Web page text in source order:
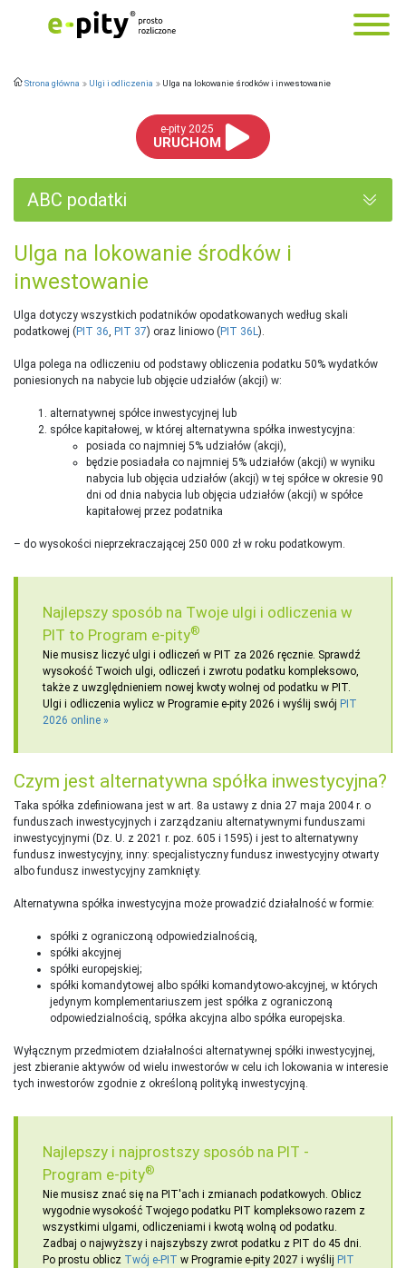
Strona główna Ulgi i odliczenia Ulga na lokowanie środków i inwestowanie
e-pity 2025
URUCHOM
ABC podatki
Ulga na lokowanie środków i
inwestowanie
Ulga dotyczy wszystkich podatników opodatkowanych według skali
podatkowej (PIT 36, PIT 37) oraz liniowo (PIT 36L).
Ulga polega na odliczeniu od podstawy obliczenia podatku 50% wydatków
poniesionych na nabycie lub objęcie udziałów (akcji) w:
alternatywnej spółce inwestycyjnej lub
spółce kapitałowej, w której alternatywna spółka inwestycyjna:
posiada co najmniej 5% udziałów (akcji),
będzie posiadała co najmniej 5% udziałów (akcji) w wyniku
nabycia lub objęcia udziałów (akcji) w tej spółce w okresie 90
dni od dnia nabycia lub objęcia udziałów (akcji) w spółce
kapitałowej przez podatnika
– do wysokości nieprzekraczającej 250 000 zł w roku podatkowym.
Najlepszy sposób na Twoje ulgi i odliczenia w
PIT to Program e-pity®
Nie musisz liczyć ulgi i odliczeń w PIT za 2026 ręcznie. Sprawdź
wysokość Twoich ulgi, odliczeń i zwrotu podatku kompleksowo,
także z uwzględnieniem nowej kwoty wolnej od podatku w PIT.
Ulgi i odliczenia wylicz w Programie e-pity 2026 i wyślij swój PIT
2026 online
Czym jest alternatywna spółka inwestycyjna?
Taka spółka zdefiniowana jest w art. 8a ustawy z dnia 27 maja 2004 r. o
funduszach inwestycyjnych i zarządzaniu alternatywnymi funduszami
inwestycyjnymi (Dz. U. z 2021 r. poz. 605 i 1595) i jest to alternatywny
fundusz inwestycyjny, inny: specjalistyczny fundusz inwestycyjny otwarty
albo fundusz inwestycyjny zamknięty.
Alternatywna spółka inwestycyjna może prowadzić działalność w formie:
spółki z ograniczoną odpowiedzialnością,
spółki akcyjnej
spółki europejskiej;
spółki komandytowej albo spółki komandytowo-akcyjnej, w których
jedynym komplementariuszem jest spółka z ograniczoną
odpowiedzialnością, spółka akcyjna albo spółka europejska.
Wyłącznym przedmiotem działalności alternatywnej spółki inwestycyjnej,
jest zbieranie aktywów od wielu inwestorów w celu ich lokowania w interesie
tych inwestorów zgodnie z określoną polityką inwestycyjną.
Najlepszy i najprostszy sposób na PIT -
Program e-pity®
Nie musisz znać się na PIT'ach i zmianach podatkowych. Oblicz
wygodnie wysokość Twojego podatku PIT kompleksowo razem z
wszystkimi ulgami, odliczeniami i kwotą wolną od podatku.
Zadbaj o najwyższy i najszybszy zwrot podatku z PIT do 45 dni.
Po prostu oblicz Twój e-PIT w Programie e-pity 2027 i wyślij PIT